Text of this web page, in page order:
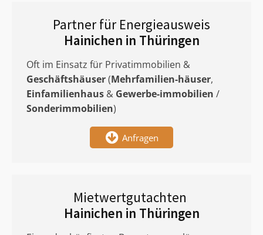
Partner für Energieausweis
Hainichen in Thüringen
Oft im Einsatz für Privatimmobilien &
Geschäftshäuser(Mehrfamilien-häuser,
Einfamilienhaus & Gewerbe-immobilien /
Sonderimmobilien)
Anfragen
Mietwertgutachten
Hainichen in Thüringen